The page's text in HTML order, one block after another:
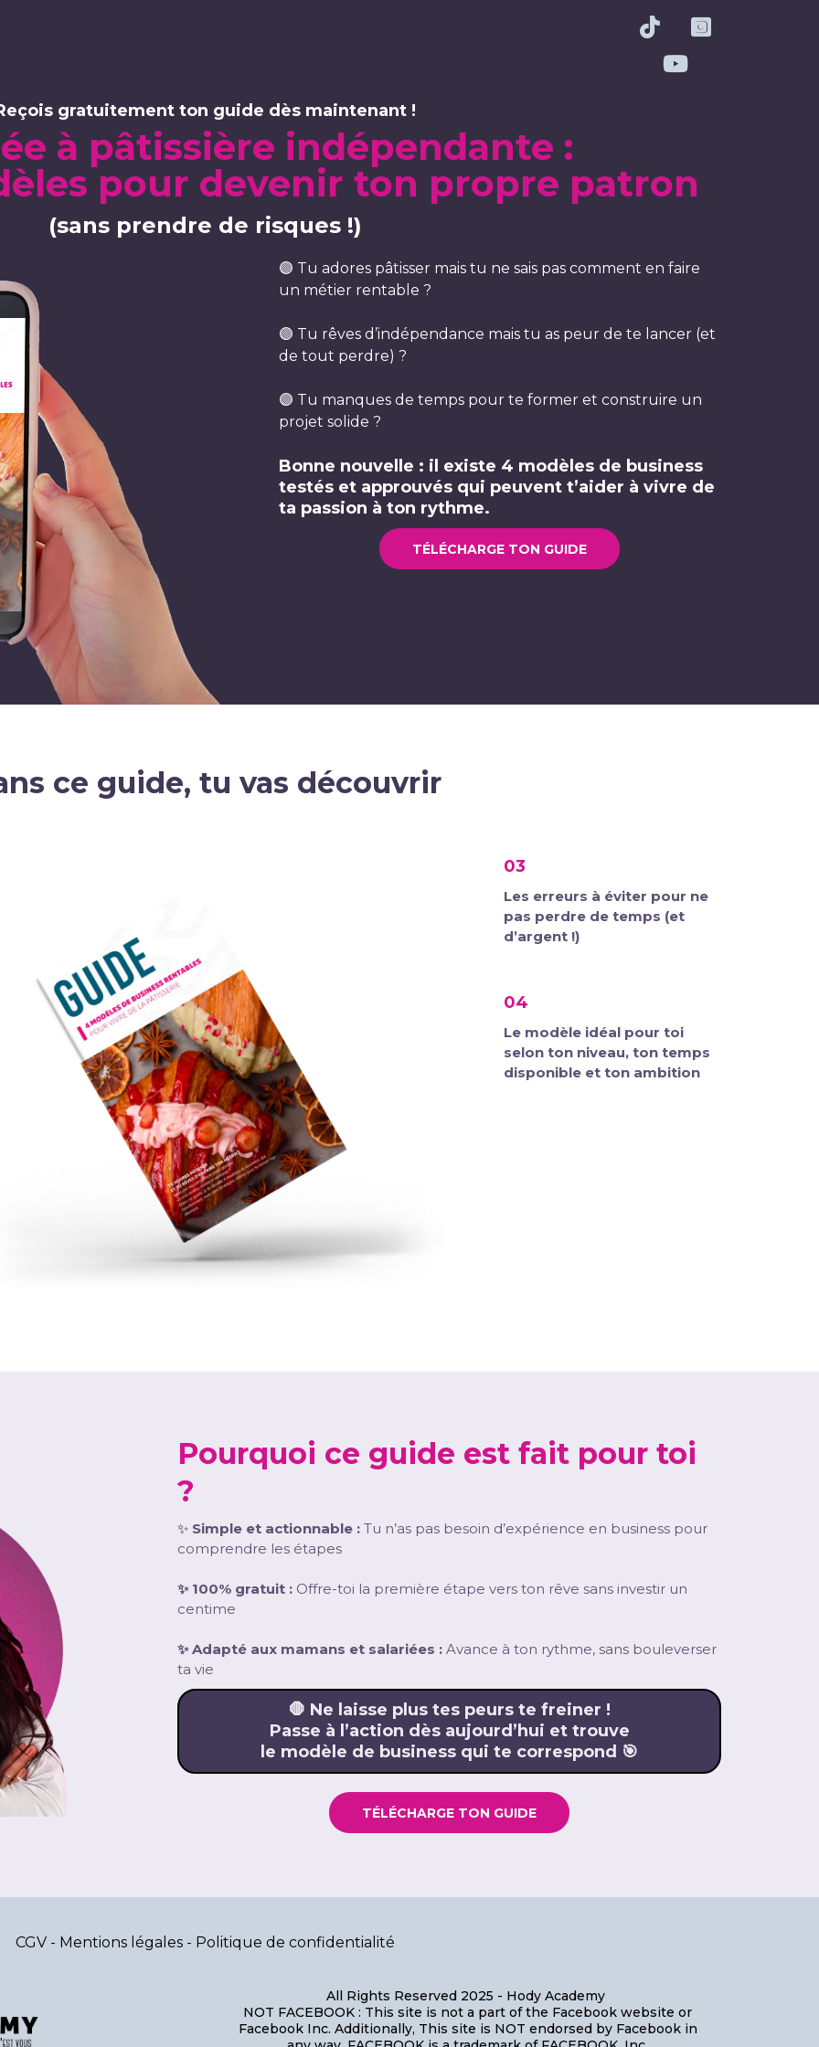
gratuitement ton guide dès maintenant !
à pâtissière indépendante :
pour devenir ton propre patron
(sans prendre de risques !)
🟣 Tu adores pâtisser mais tu ne sais pas comment en faire
un métier rentable ?
🟣 Tu rêves d’indépendance mais tu as peur de te lancer (et
de tout perdre) ?
🟣 Tu manques de temps pour te former et construire un
projet solide ?
Bonne nouvelle : il existe 4 modèles de business
testés et approuvés qui peuvent t’aider à vivre de
ta passion à ton rythme.
TÉLÉCHARGE TON GUIDE
ce guide, tu vas découvrir
03
Les erreurs à éviter pour ne
pas perdre de temps (et
d’argent !)
04
Le modèle idéal pour toi
selon ton niveau, ton temps
disponible et ton ambition
Pourquoi ce guide est fait pour toi
?
✨ Simple et actionnable :Tu n’as pas besoin d’expérience en business pour
comprendre les étapes
✨ 100% gratuit : Offre-toi la première étape vers ton rêve sans investir un
centime
✨ Adapté aux mamans et salariées :Avance à ton rythme, sans bouleverser
ta vie
🛑 Ne laisse plus tes peurs te freiner !
Passe à l’action dès aujourd’hui et trouve
le modèle de business qui te correspond 🎯
TÉLÉCHARGE TON GUIDE
CGV- Mentions légales- Politique de confidentialité
All Rights Reserved 2025 - Hody Academy
NOT FACEBOOK : This site is not a part of the Facebook website or
Facebook Inc. Additionally, This site is NOT endorsed by Facebook in